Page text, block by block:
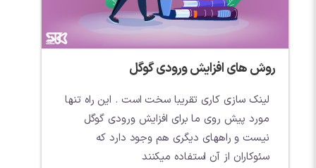
روش های افزایش ورودی گوگل
لینک سازی کاری تقریبا سخت است . این راه تنها
مورد پیش روی ما برای افزایش ورودی گوگل
نیست و راههای دیگری هم وجود دارد که
سئوکاران از آن استفاده میکنند